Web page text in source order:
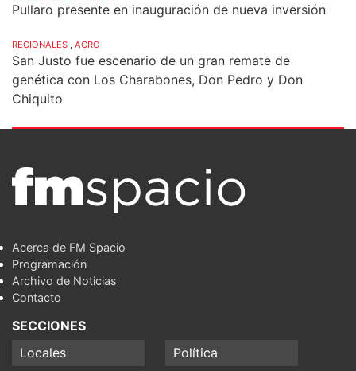
Pullaro presente en inauguración de nueva inversión
REGIONALES , AGRO
San Justo fue escenario de un gran remate de
genética con Los Charabones, Don Pedro y Don
Chiquito
Acerca de FM Spacio
Programación
Archivo de Noticias
Contacto
SECCIONES
Locales
Política